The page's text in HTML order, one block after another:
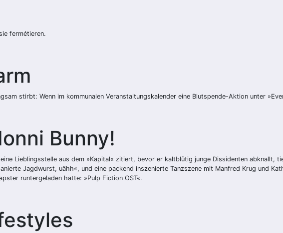
fermétieren.
stirbt: Wenn im kommunalen Veranstaltungskalender eine Blutspende-Aktion unter
Bunny!
Lieblingsstelle aus dem »Kapital« zitiert, bevor er kaltblütig junge Dissidenten abknallt,
Jagdwurst, uähh«, und eine packend inszenierte Tanzszene mit Manfred Krug und
runtergeladen hatte: »Pulp Fiction OST«.